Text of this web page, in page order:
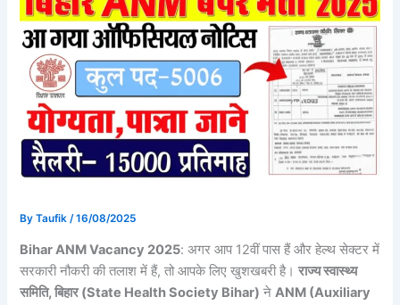
ByTaufik/16/08/2025
Bihar ANM Vacancy 2025: अगर आप 12वीं पास हैं और हेल्थ सेक्टर में
सरकारी नौकरी की तलाश में हैं, तो आपके लिए खुशखबरी है।राज्य स्वास्थ्य
समिति, बिहार (State Health Society Bihar) नेANM (Auxiliary